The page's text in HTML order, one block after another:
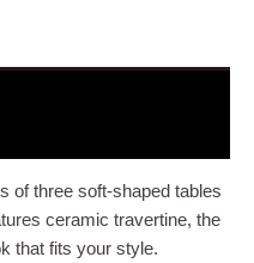
of three soft-shaped tables
ceramic travertine, the
that fits your style.